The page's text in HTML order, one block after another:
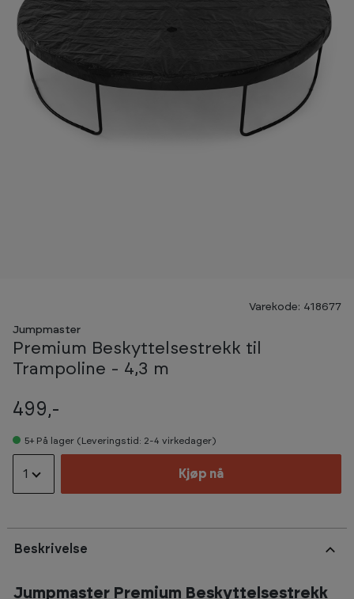
Varekode: 418677
Jumpmaster
Premium Beskyttelsestrekk til
Trampoline - 4,3 m
499,-
5+ På lager (Leveringstid: 2-4 virkedager)
1 Kjøp nå
Beskrivelse
Jumpmaster Premium Beskyttelsestrekk